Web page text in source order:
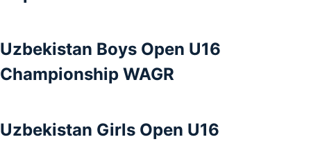
Uzbekistan Boys Open U16
Championship WAGR
Uzbekistan Girls Open U16